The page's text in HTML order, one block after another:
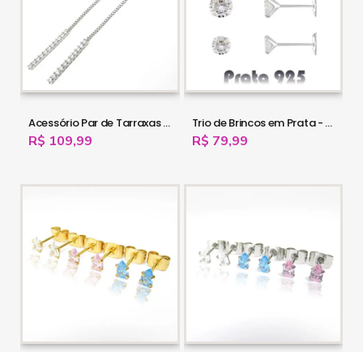
Acessório Par de Tarraxas - Fio com Strass em Aço Cirúrgico - 16OUT13
R$ 109,99
Trio de Brincos em Prata - 16OUT11
R$ 79,99